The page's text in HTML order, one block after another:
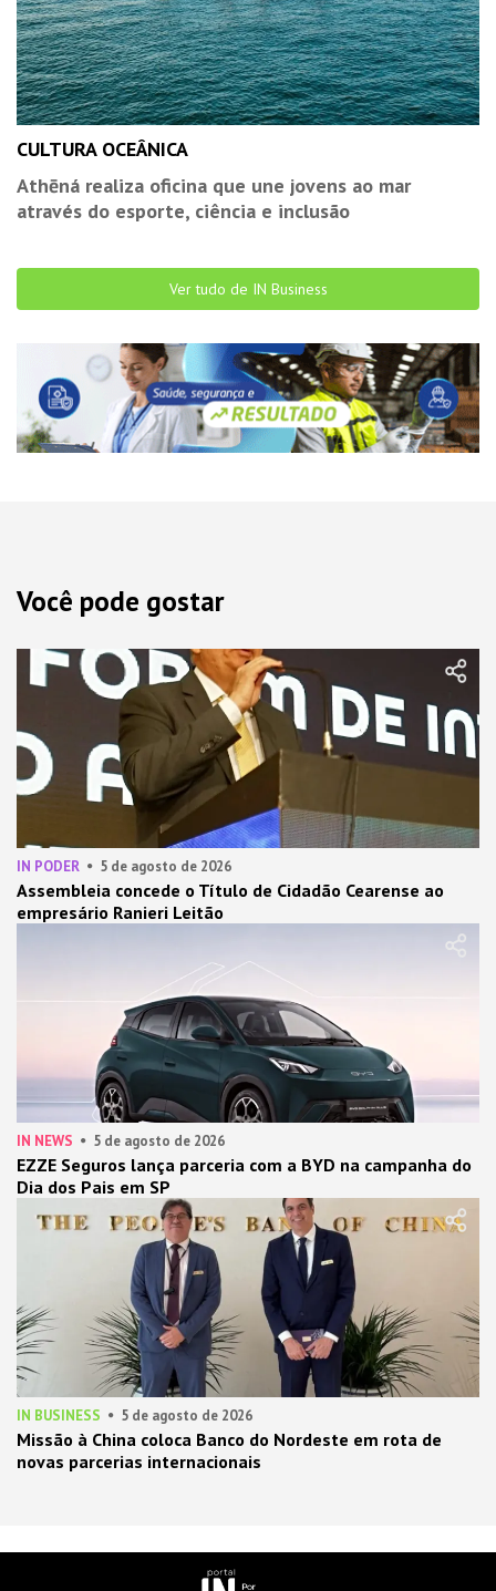
CULTURA OCEÂNICA
Athēná realiza oficina que une jovens ao mar
através do esporte, ciência e inclusão
Ver tudo de IN Business
Você pode gostar
IN PODER 5 de agosto de 2026
Assembleia concede o Título de Cidadão Cearense ao
empresário Ranieri Leitão
IN NEWS 5 de agosto de 2026
EZZE Seguros lança parceria com a BYD na campanha do
Dia dos Pais em SP
IN BUSINESS 5 de agosto de 2026
Missão à China coloca Banco do Nordeste em rota de
novas parcerias internacionais